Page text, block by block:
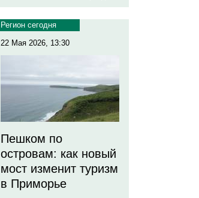
Регион сегодня
22 Мая 2026, 13:30
Пешком по
островам: как новый
мост изменит туризм
в Приморье